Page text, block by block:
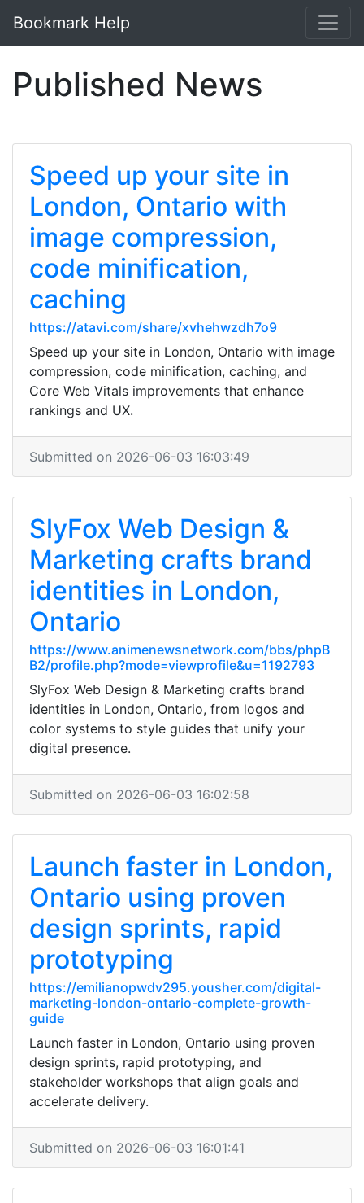
Bookmark Help
Published News
Speed up your site in
London, Ontario with
image compression,
code minification,
caching
https://atavi.com/share/xvhehwzdh7o9
Speed up your site in London, Ontario with image
compression, code minification, caching, and
Core Web Vitals improvements that enhance
rankings and UX.
Submitted on 2026-06-03 16:03:49
SlyFox Web Design &
Marketing crafts brand
identities in London,
Ontario
https://www.animenewsnetwork.com/bbs/phpB
B2/profile.php?mode=viewprofile&u=1192793
SlyFox Web Design & Marketing crafts brand
identities in London, Ontario, from logos and
color systems to style guides that unify your
digital presence.
Submitted on 2026-06-03 16:02:58
Launch faster in London,
Ontario using proven
design sprints, rapid
prototyping
https://emilianopwdv295.yousher.com/digital-
marketing-london-ontario-complete-growth-
guide
Launch faster in London, Ontario using proven
design sprints, rapid prototyping, and
stakeholder workshops that align goals and
accelerate delivery.
Submitted on 2026-06-03 16:01:41